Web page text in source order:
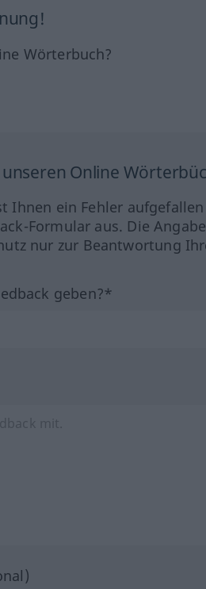
Wörterbuch?
unseren Online
Ihnen ein Fehler
Formular aus. Die
nur zur Beantwortung
geben?*